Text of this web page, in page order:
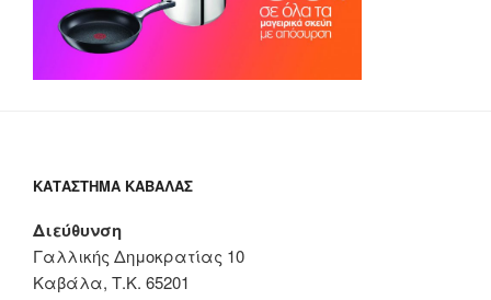
ΚΑΤΆΣΤΗΜΑ ΚΑΒΆΛΑΣ
Διεύθυνση
Γαλλικής Δημοκρατίας 10
Καβάλα, Τ.Κ. 65201